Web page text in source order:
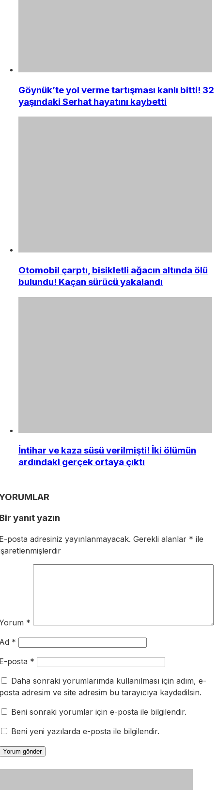
Göynük’te yol verme tartışması kanlı bitti! 32
yaşındaki Serhat hayatını kaybetti
Otomobil çarptı, bisikletli ağacın altında ölü
bulundu! Kaçan sürücü yakalandı
İntihar ve kaza süsü verilmişti! İki ölümün
ardındaki gerçek ortaya çıktı
yanıt yazın
posta adresiniz yayınlanmayacak. Gerekli alanlar * ile
*
*
posta *
Daha sonraki yorumlarımda kullanılması için adım, e-
adresim ve site adresim bu tarayıcıya kaydedilsin.
Beni sonraki yorumlar için e-posta ile bilgilendir.
Beni yeni yazılarda e-posta ile bilgilendir.